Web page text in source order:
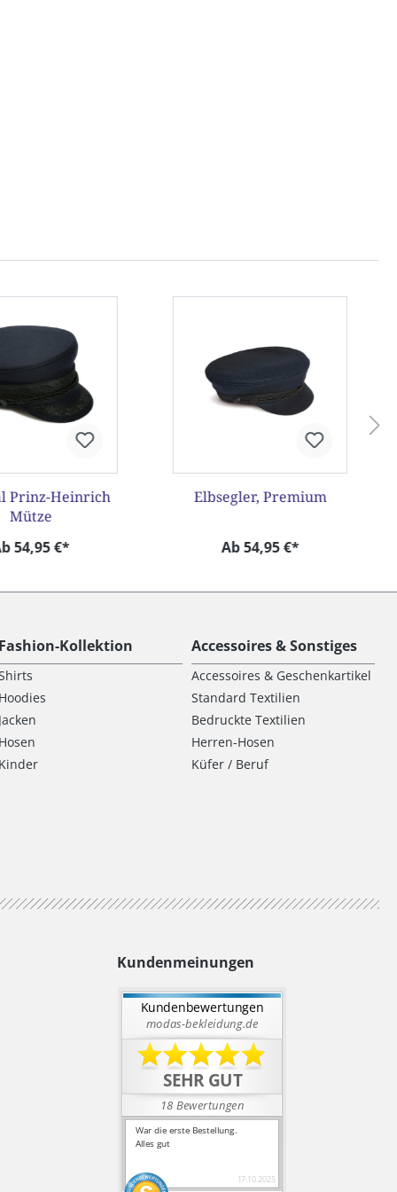
Prinz-Heinrich
Mütze
54,95 €*
Elbsegler, Premium
Ab 54,95 €*
Fashion-Kollektion
Hoodies
Jacken
Hosen
Kinder
Accessoires & Sonstiges
Accessoires & Geschenkartikel
Standard Textilien
Bedruckte Textilien
Herren-Hosen
Küfer / Beruf
Kundenmeinungen